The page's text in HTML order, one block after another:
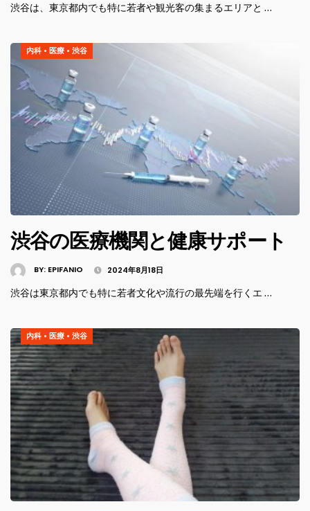
渋谷は、東京都内でも特に若者や観光客の集まるエリアと …
内科 • 医療 • 渋谷
渋谷の医療機関と健康サポート
BY: EPIFANIO 2024年8月18日
渋谷は東京都内でも特に若者文化や流行の最先端を行くエ …
内科 • 医療 • 渋谷